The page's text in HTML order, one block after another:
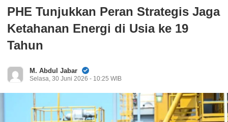
PHE Tunjukkan Peran Strategis Jaga
Ketahanan Energi di Usia ke 19
Tahun
M. Abdul Jabar
Selasa, 30 Juni 2026 - 10:25 WIB